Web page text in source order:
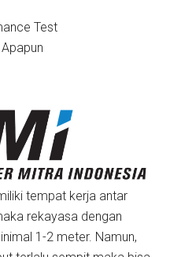
Test
tempat kerja antar
rekayasa dengan
1-2 meter. Namun,